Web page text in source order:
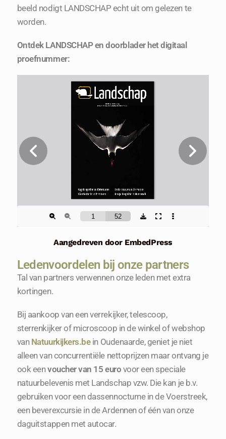
beeld nodigt LANDSCHAP echt uit om gelezen te
worden.
Ontdek LANDSCHAP en doorblader het digitaal
proefnummer:
Aangedreven door EmbedPress
Ledenvoordelen bij onze partners
Tal van partners verwennen onze leden met extra
kortingen.
Bij aankoop van een verrekijker, telescoop,
sterrenkijker of microscoop in de winkel of webshop
van Natuurkijkers.bein Oudenaarde, geniet je niet
alleen van concurrentiële nettoprijzen maar ontvang je
ook eenvoucher van 15 euro voor een speciale
natuurbelevenis met Landschap vzw. Die kan je b.v.
gebruiken voor een dassennocturne in de Voerstreek,
een beverexcursie in de Ardennen of één van onze
daguitstappen met autocar.